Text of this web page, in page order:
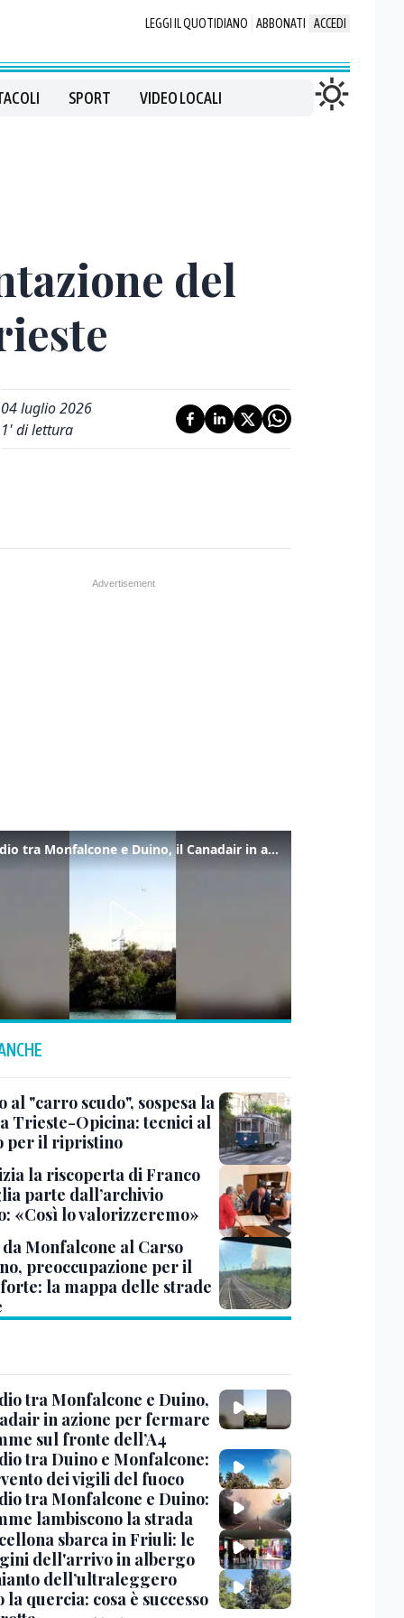
LEGGI IL QUOTIDIANO ABBONATI ACCEDI
SPORT VIDEO LOCALI
del
04 luglio 2026
1' di lettura
Incendio tra Monfalcone e Duino, il Canadair in azione per fermare le fiamme sul fronte dell’A4
al "carro scudo", sospesa la
Trieste-Opicina: tecnici al
per il ripristino
la riscoperta di Franco
parte dall’archivio
«Così lo valorizzeremo»
Monfalcone al Carso
preoccupazione per il
la mappa delle strade
tra Monfalcone e Duino,
in azione per fermare
sul fronte dell’A4
tra Duino e Monfalcone:
dei vigili del fuoco
tra Monfalcone e Duino:
lambiscono la strada
sbarca in Friuli: le
dell'arrivo in albergo
dell’ultraleggero
la quercia: cosa è successo